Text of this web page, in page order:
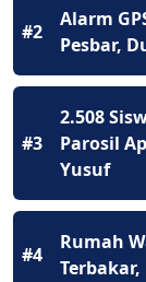
#2
Alarm
Pesbar,
#3
2.508
Parosil
Yusuf
#4
Rumah